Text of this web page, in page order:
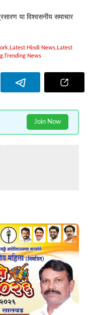
या विश्वसनीय समाचार
Latest Hindi News Latest
Trending News
Join Now